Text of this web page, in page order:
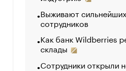
Выживают
сотрудников
Как банк Wildberries
склады
Сотрудники открыли